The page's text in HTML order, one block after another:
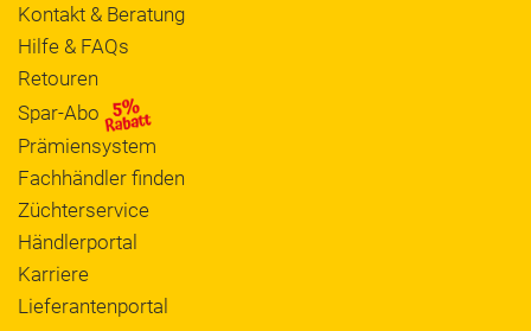
Kontakt & Beratung
Hilfe & FAQs
Retouren
Spar-Abo
Prämiensystem
Fachhändler finden
Züchterservice
Händlerportal
Karriere
Lieferantenportal